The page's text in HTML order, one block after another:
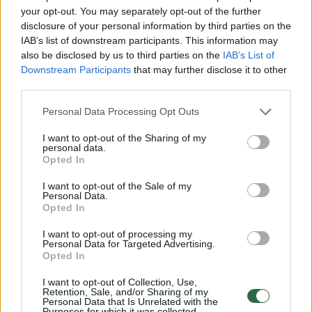
your opt-out. You may separately opt-out of the further
disclosure of your personal information by third parties on the
IAB’s list of downstream participants. This information may
also be disclosed by us to third parties on the IAB’s List of
Downstream Participants that may further disclose it to other
Personal Data Processing Opt Outs
I want to opt-out of the Sharing of my
personal data.
Opted In
I want to opt-out of the Sale of my
Personal Data.
Opted In
I want to opt-out of processing my
Personal Data for Targeted Advertising.
Opted In
I want to opt-out of Collection, Use,
Retention, Sale, and/or Sharing of my
Personal Data that Is Unrelated with the
Parlamentarai nepamiršo ir prieš 100 metų
gimusių asmenybių. 1926 m. gimė svarbūs
kalinys, 1990 m. kovo 11 d. Lietuvos
Gajauskas, literatūrologas Rimvydas Pranas
Šilbajoris, grafikė Albina Makūnaitė,
kompozitorius ir pedagogas Algirdas Ločeris,
literatūros kritikas Vytautas Kubilius, aktorius
Laimonas Noreika, muzikas Valentinas
Leimontas, Lietuvos kariuomenės savanoris,
Ipolitas Užkurnys, prozininkas, dailininkas